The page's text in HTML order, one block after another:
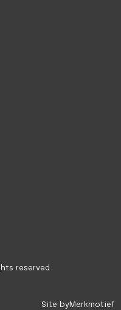
reserved
Site byMerkmotief